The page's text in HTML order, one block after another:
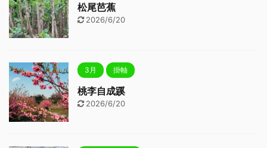
松尾芭蕉
2026/6/20
3月 掛軸
桃李自成蹊
2026/6/20